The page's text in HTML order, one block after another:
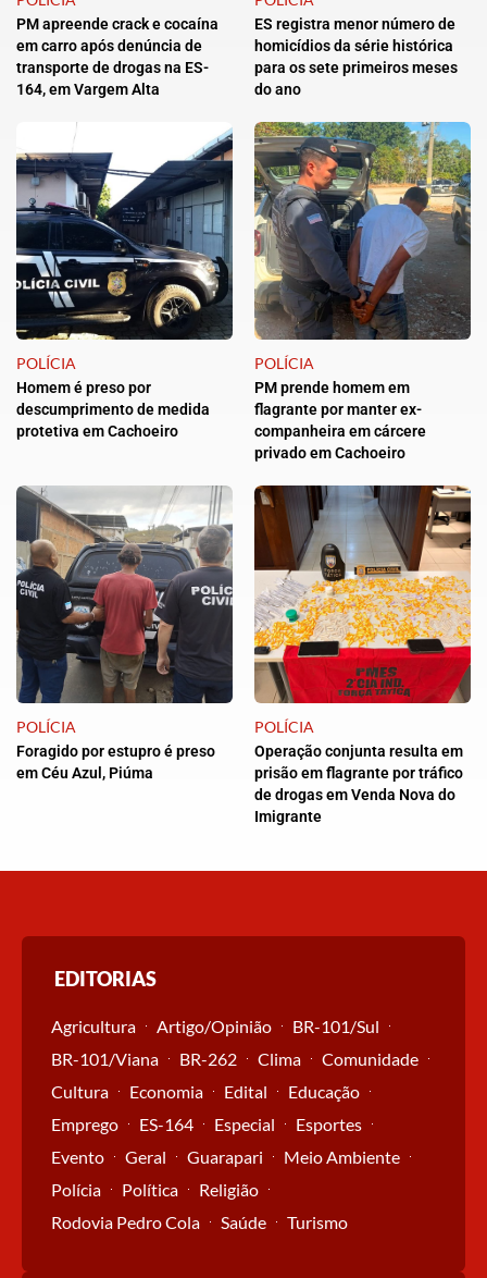
PM apreende crack e cocaína
em carro após denúncia de
transporte de drogas na ES-
164, em Vargem Alta
ES registra menor número de
homicídios da série histórica
para os sete primeiros meses
do ano
POLÍCIA
Homem é preso por
descumprimento de medida
protetiva em Cachoeiro
POLÍCIA
PM prende homem em
flagrante por manter ex-
companheira em cárcere
privado em Cachoeiro
POLÍCIA
Foragido por estupro é preso
em Céu Azul, Piúma
POLÍCIA
Operação conjunta resulta em
prisão em flagrante por tráfico
de drogas em Venda Nova do
Imigrante
EDITORIAS
Agricultura Artigo/Opinião
BR-101/Sul
BR-101/Viana
BR-262 Clima
Comunidade
Cultura
Economia Edital
Educação
Emprego
ES-164 Especial
Esportes
Evento
Geral Guarapari
Meio Ambiente
Polícia
Política
Religião
Rodovia Pedro Cola
Saúde Turismo